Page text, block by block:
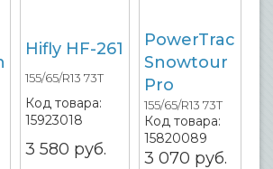
Hifly HF-261
155/65/R13 73T
Код товара:
15923018
3 580 руб.
PowerTrac
Snowtour
Pro
155/65/R13 73T
Код товара:
15820089
3 070 руб.